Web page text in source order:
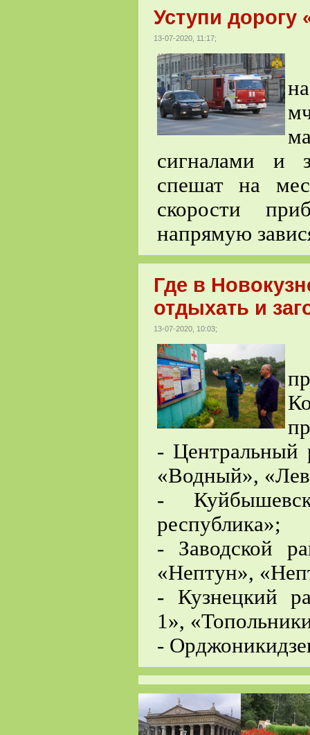
Уступи дорогу
13-07-2020, 11:17;
сигналами и
спешат на
скорости
напрямую
Где в
отдыхать и
13-07-2020, 10:03;
- Центральный
«Водный»,
-
республика»;
- Заводской
«Нептун»,
- Кузнецкий
1»,
-